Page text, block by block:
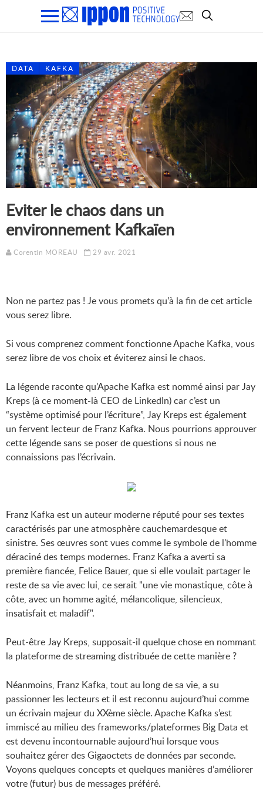
DATA KAFKA
Eviter le chaos dans un
environnement Kafkaïen
Corentin MOREAU 29 avr. 2021
Non ne partez pas ! Je vous promets qu’à la fin de cet article
vous serez libre.
Si vous comprenez comment fonctionne Apache Kafka, vous
serez libre de vos choix et éviterez ainsi le chaos.
La légende raconte qu’Apache Kafka est nommé ainsi par Jay
Kreps (à ce moment-là CEO de LinkedIn) car c’est un
“système optimisé pour l’écriture”, Jay Kreps est également
un fervent lecteur de Franz Kafka. Nous pourrions approuver
cette légende sans se poser de questions si nous ne
connaissions pas l’écrivain.
Franz Kafka est un auteur moderne réputé pour ses textes
caractérisés par une atmosphère cauchemardesque et
sinistre. Ses œuvres sont vues comme le symbole de l'homme
déraciné des temps modernes. Franz Kafka a averti sa
première fiancée, Felice Bauer, que si elle voulait partager le
reste de sa vie avec lui, ce serait "une vie monastique, côte à
côte, avec un homme agité, mélancolique, silencieux,
insatisfait et maladif".
Peut-être Jay Kreps, supposait-il quelque chose en nommant
la plateforme de streaming distribuée de cette manière ?
Néanmoins, Franz Kafka, tout au long de sa vie, a su
passionner les lecteurs et il est reconnu aujourd’hui comme
un écrivain majeur du XXème siècle. Apache Kafka s’est
immiscé au milieu des frameworks/plateformes Big Data et
est devenu incontournable aujourd’hui lorsque vous
souhaitez gérer des Gigaoctets de données par seconde.
Voyons quelques concepts et quelques manières d’améliorer
votre (futur) bus de messages préféré.